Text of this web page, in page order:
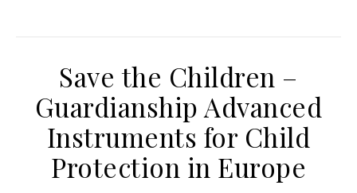
Save the Children –
Guardianship Advanced
Instruments for Child
Protection in Europe